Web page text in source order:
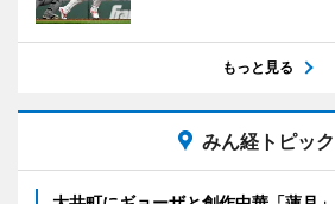
もっと見る
みん経トピッ